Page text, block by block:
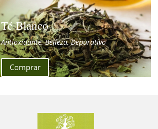
Té Blanco
Antioxidante, Belleza, Depurativo
Comprar